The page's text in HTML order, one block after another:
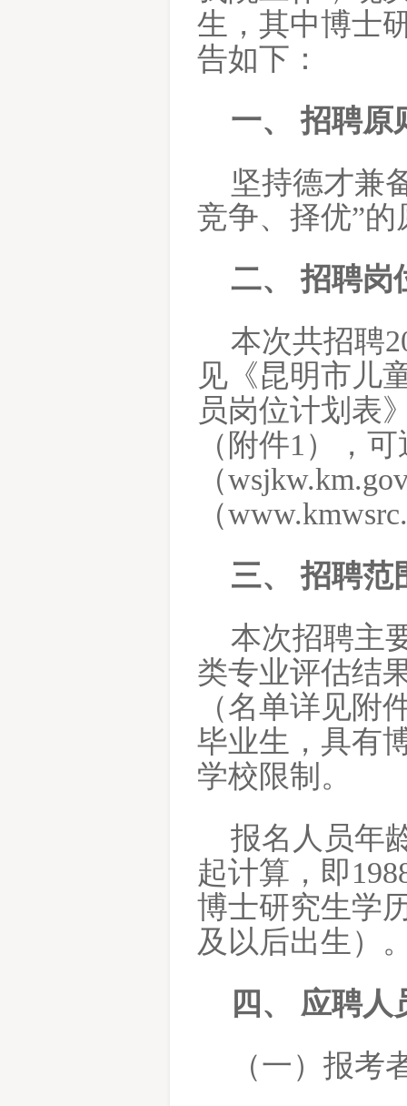
生，其中博士
告如下：
一、
招聘原
坚持德才兼
竞争、择优”
二、
招聘岗
本次共招聘2
见《昆明市儿
员岗位计划表
（附件1），
（
（
三、
招聘范
本次招聘主
类专业评估结
（名单详见附
毕业生，具有
学校限制。
报名人员年
起计算，即
博士研究生学
及以后出生）
四、
应聘人
（一）报考